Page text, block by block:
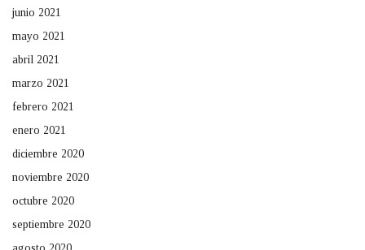
junio 2021
mayo 2021
abril 2021
marzo 2021
febrero 2021
enero 2021
diciembre 2020
noviembre 2020
octubre 2020
septiembre 2020